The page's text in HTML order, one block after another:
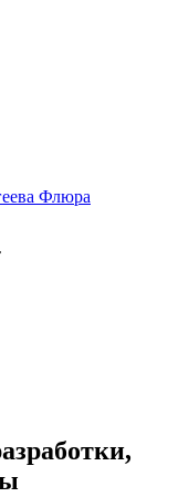
Флюра